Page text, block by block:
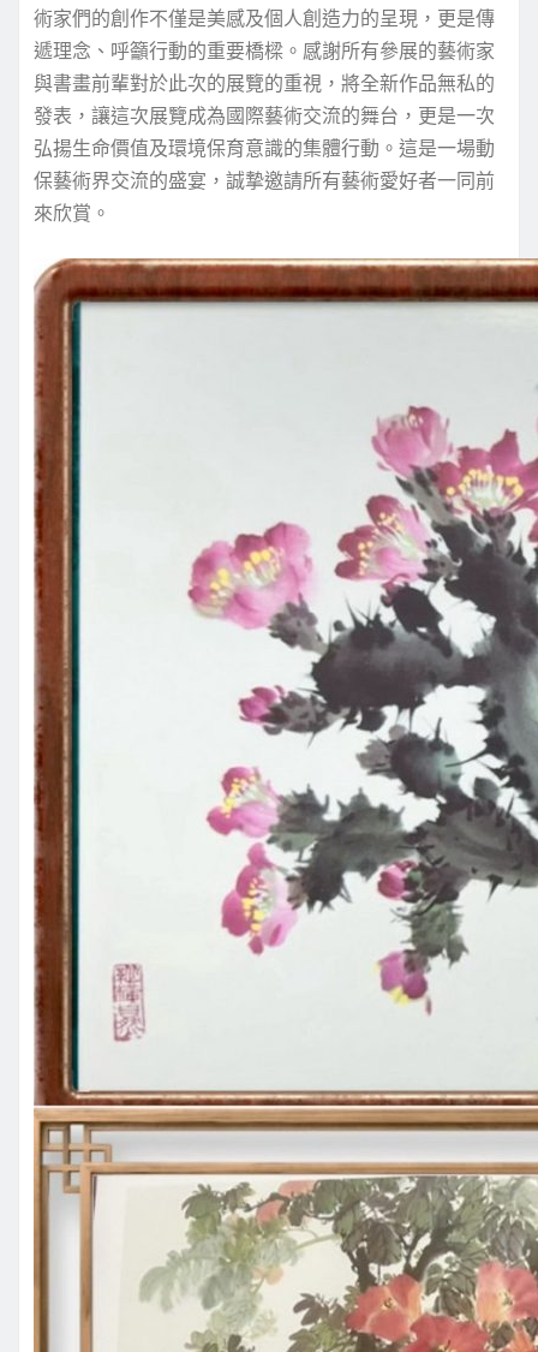
術家們的創作不僅是美感及個人創造力的呈現，更是傳
遞理念、呼籲行動的重要橋樑。感謝所有參展的藝術家
與書畫前輩對於此次的展覽的重視，將全新作品無私的
發表，讓這次展覽成為國際藝術交流的舞台，更是一次
弘揚生命價值及環境保育意識的集體行動。這是一場動
保藝術界交流的盛宴，誠摯邀請所有藝術愛好者一同前
來欣賞。